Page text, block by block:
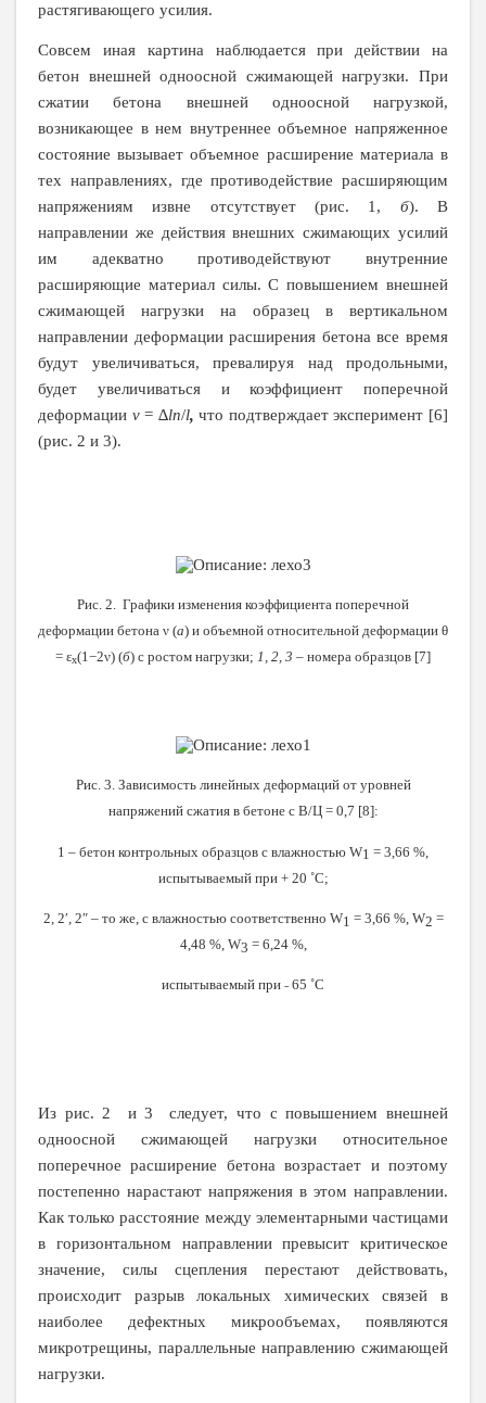
растягивающего усилия.
Совсем иная картина наблюдается при действии на
бетон внешней одноосной сжимающей нагрузки. При
сжатии бетона внешней одноосной нагрузкой,
возникающее в нем внутреннее объемное напряженное
состояние вызывает объемное расширение материала в
тех направлениях, где противодействие расширяющим
напряжениям извне отсутствует (рис. 1, б). В
направлении же действия внешних сжимающих усилий
им адекватно противодействуют внутренние
расширяющие материал силы. С повышением внешней
сжимающей нагрузки на образец в вертикальном
направлении деформации расширения бетона все время
будут увеличиваться, превалируя над продольными,
будет увеличиваться и коэффициент поперечной
деформации ν= ∆ln/l, что подтверждает эксперимент [6]
(рис. 2 и 3).
Рис. 2. Графики изменения коэффициента поперечной
деформации бетона ν (а) и объемной относительной деформации θ
= εх(1−2ν) (б) с ростом нагрузки; 1, 2, 3 – номера образцов [7]
Рис. 3. Зависимость линейных деформаций от уровней
напряжений сжатия в бетоне с В/Ц = 0,7 [8]:
1 – бетон контрольных образцов с влажностью W1 = 3,66 %,
испытываемый при + 20 ˚С;
2, 2′, 2″ – то же, с влажностью соответственно W1 = 3,66 %, W2 =
4,48 %, W3 = 6,24 %,
испытываемый при ˗ 65 ˚С
Из рис. 2 и 3 следует, что с повышением внешней
одноосной сжимающей нагрузки относительное
поперечное расширение бетона возрастает и поэтому
постепенно нарастают напряжения в этом направлении.
Как только расстояние между элементарными частицами
в горизонтальном направлении превысит критическое
значение, силы сцепления перестают действовать,
происходит разрыв локальных химических связей в
наиболее дефектных микрообъемах, появляются
микротрещины, параллельные направлению сжимающей
нагрузки.